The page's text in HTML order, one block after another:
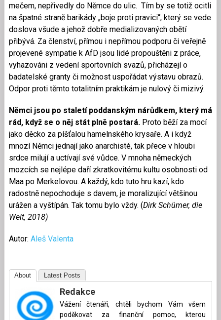
mečem, nepřivedly do Němce do ulic. Tím by se totiž ocitli
na špatné straně barikády „boje proti pravici“, který se vede
doslova všude a jehož dobře medializovaných obětí
přibývá. Za členství, přímou i nepřímou podporu či veřejně
projevené sympatie k AfD jsou lidé propouštěni z práce,
vyhazováni z vedení sportovních svazů, přicházejí o
badatelské granty či možnost uspořádat výstavu obrazů.
Odpor proti těmto totalitním praktikám je nulový či mizivý.
Němci jsou po staletí poddanským nárůdkem, který má
rád, když se o něj stát plně postará. Proto běží za mocí
jako děcko za píšťalou hamelnského krysaře. A i když
mnozí Němci jednají jako anarchisté, tak přece v hloubi
srdce milují a uctívají své vůdce. V mnoha německých
mozcích se nejlépe daří zkratkovitému kultu osobnosti od
Maa po Merkelovou. A každý, kdo tuto hru kazí, kdo
radostně nepochoduje s davem, je moralizující většinou
urážen a vyštípán. Tak tomu bylo vždy. (Dirk Schümer, die
Welt, 2018)
Autor: Aleš Valenta
About Latest Posts
Redakce
Vážení čtenáři, chtěli bychom Vám všem
poděkovat za finanční pomoc, kterou